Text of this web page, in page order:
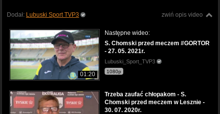
zwiń opis video
Dodał: Lubuski Sport TVP3
01:20
Następne wideo:
S. Chomski przed meczem #GORTOR
- 27. 05. 2021r.
Lubuski_Sport_TVP3
1080p
Trzeba zaufać chłopakom - S.
Chomski przed meczem w Lesznie -
30. 07. 2020r.